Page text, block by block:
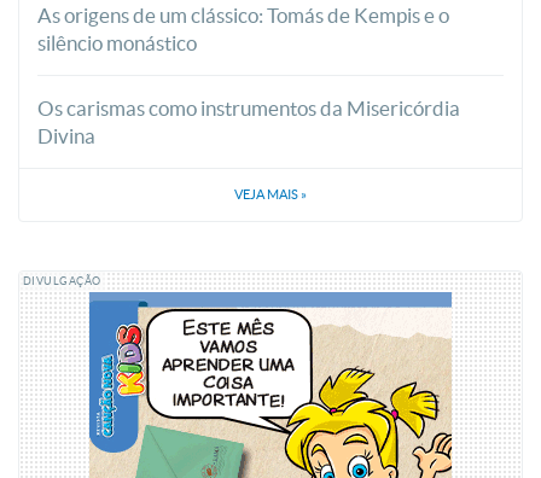
As origens de um clássico: Tomás de Kempis e o
silêncio monástico
Os carismas como instrumentos da Misericórdia
Divina
VEJA MAIS »
DIVULGAÇÃO